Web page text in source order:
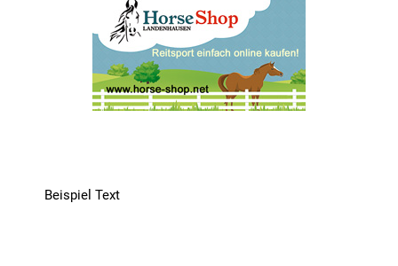
Beispiel Text